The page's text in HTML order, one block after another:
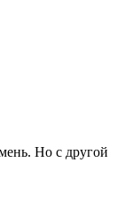
Но с другой